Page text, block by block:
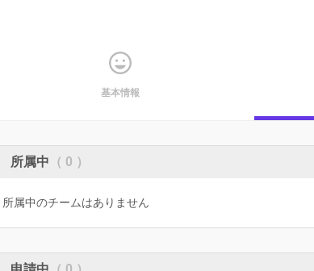
基本情報
所属中 （ 0 ）
所属中のチームはありません